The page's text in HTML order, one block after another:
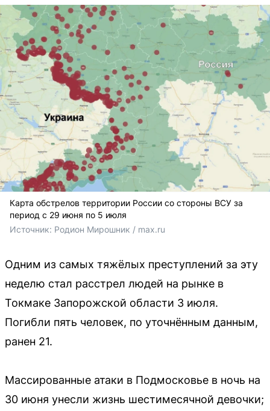
Карта обстрелов территории России со стороны ВСУ за
период с 29 июня по 5 июля
Источник: Родион Мирошник / max.ru
Одним из самых тяжёлых преступлений за эту
неделю стал расстрел людей на рынке в
Токмаке Запорожской области 3 июля.
Погибли пять человек, по уточнённым данным,
ранен 21.
Массированные атаки в Подмосковье в ночь на
30 июня унесли жизнь шестимесячной девочки;